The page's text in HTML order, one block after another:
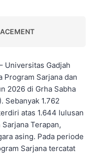
Universitas Gadjah
Program Sarjana dan
2026 di Grha Sabha
Sebanyak 1.762
atas 1.644 lulusan
Terapan,
asing. Pada periode
Sarjana tercatat